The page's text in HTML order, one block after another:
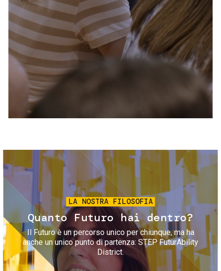
Servizi e accessibilità
Contatti
FAQ
Biglietti
Immagine
LA NOSTRA FILOSOFIA
Quanto Futuro hai dentro?
Il Futuro è un percorso unico per chiunque, ma ha
anche un unico punto di partenza: STEP FuturAbility
District.